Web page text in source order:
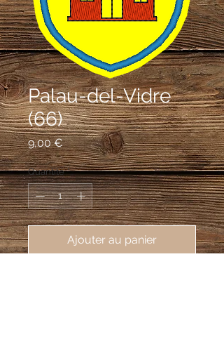
Palau-del-Vidre
(66)
9,00 €Prix
Quantité *
Ajouter au panier